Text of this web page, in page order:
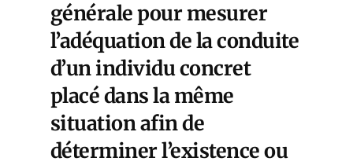
générale pour mesurer
l’adéquation de la conduite
d’un individu concret
placé dans la même
situation afin de
déterminer l’existence ou